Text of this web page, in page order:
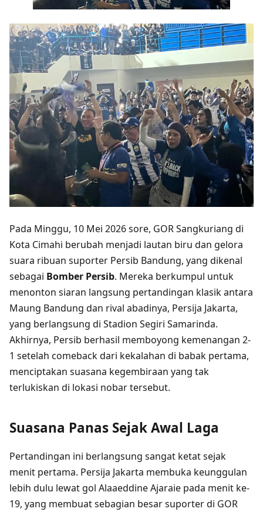
Pada Minggu, 10 Mei 2026 sore, GOR Sangkuriang di
Kota Cimahi berubah menjadi lautan biru dan gelora
suara ribuan suporter Persib Bandung, yang dikenal
sebagai Bomber Persib. Mereka berkumpul untuk
menonton siaran langsung pertandingan klasik antara
Maung Bandung dan rival abadinya, Persija Jakarta,
yang berlangsung di Stadion Segiri Samarinda.
Akhirnya, Persib berhasil memboyong kemenangan 2-
1 setelah comeback dari kekalahan di babak pertama,
menciptakan suasana kegembiraan yang tak
terlukiskan di lokasi nobar tersebut.
Suasana Panas Sejak Awal Laga
Pertandingan ini berlangsung sangat ketat sejak
menit pertama. Persija Jakarta membuka keunggulan
lebih dulu lewat gol Alaaeddine Ajaraie pada menit ke-
19, yang membuat sebagian besar suporter di GOR